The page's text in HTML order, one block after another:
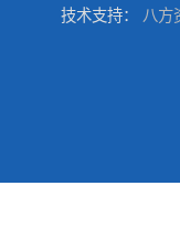
技术支持： 八方